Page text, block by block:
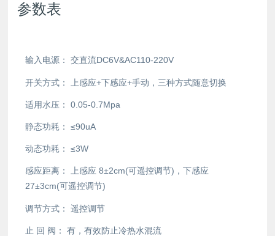
参数表
输入电源： 交直流DC6V&AC110-220V
开关方式： 上感应+下感应+手动，三种方式随意切换
适用水压： 0.05-0.7Mpa
静态功耗： ≤90uA
动态功耗： ≤3W
感应距离：
上感应 8±2cm(可遥控调节)，下感应
27±3cm(可遥控调节)
调节方式： 遥控调节
止 回 阀： 有，有效防止冷热水混流